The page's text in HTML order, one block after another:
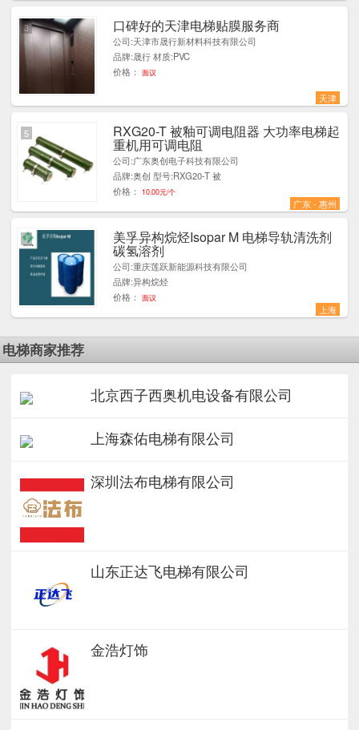
口碑好的天津电梯贴膜服务商
公司:天津市晟行新材料科技有限公司
品牌:晟行 材质:PVC
价格：
面议
天津
3
RXG20-T 被釉可调电阻器 大功率电梯起
重机用可调电阻
公司:广东奥创电子科技有限公司
品牌:奥创 型号:RXG20-T 被
价格：
10.00元/个
广东 - 惠州
5
美孚异构烷烃Isopar M 电梯导轨清洗剂
碳氢溶剂
公司:重庆莲跃新能源科技有限公司
品牌:异构烷烃
价格：
面议
上海
1
电梯商家推荐
北京西子西奥机电设备有限公司
上海森佑电梯有限公司
深圳法布电梯有限公司
山东正达飞电梯有限公司
金浩灯饰